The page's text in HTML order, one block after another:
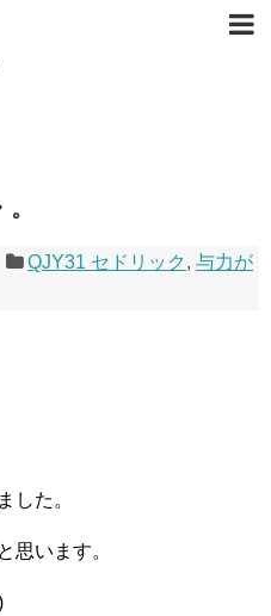
QJY31 セドリック ,与力が
した。
思います。